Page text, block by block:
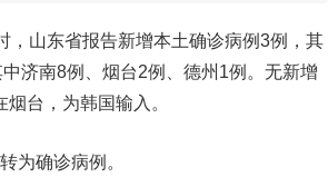
，山东省报告新增本土确诊病例3例，其
济南8例、烟台2例、德州1例。无新增
台，为韩国输入。
为确诊病例。